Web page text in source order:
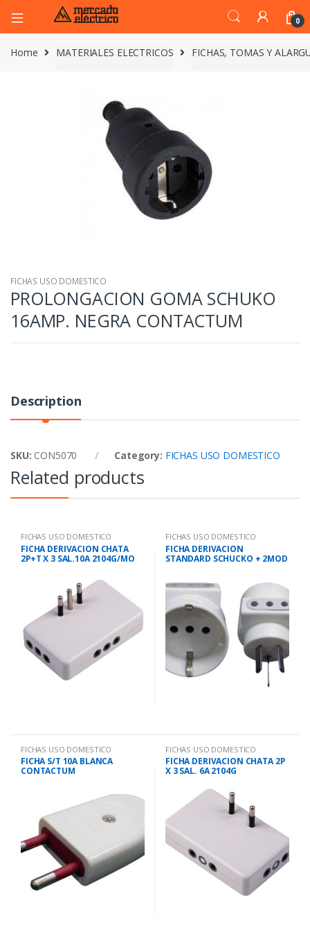
0
Home MATERIALES ELECTRICOS FICHAS, TOMAS Y
FICHAS USO DOMESTICO
PROLONGACION GOMA SCHUKO
16AMP. NEGRA CONTACTUM
Description
SKU: CON5070 Category: FICHAS USO DOMESTICO
Related products
FICHAS USO DOMESTICO
FICHA DERIVACION CHATA
2P+T X 3 SAL.10A 2104G/MO
FICHAS USO DOMESTICO
FICHA DERIVACION
STANDARD SCHUCKO + 2MOD
FICHAS USO DOMESTICO
FICHA S/T 10A BLANCA
CONTACTUM
FICHAS USO DOMESTICO
FICHA DERIVACION CHATA 2P
X 3 SAL. 6A 2104G